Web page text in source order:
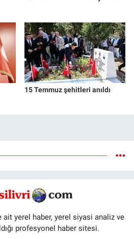
15 Temmuz şehitleri anıldı
yerel haber, yerel siyasi analiz ve
profesyonel haber sitesi.